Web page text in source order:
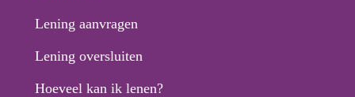
Lening aanvragen
Lening oversluiten
Hoeveel kan ik lenen?